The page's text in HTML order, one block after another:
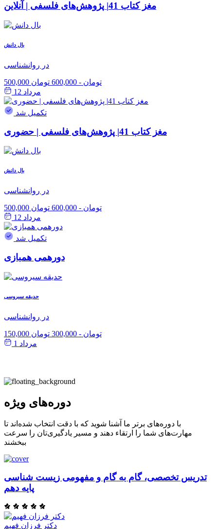
مغز کتاب 41| پژوهش‌های فلسفی | آنلاین
بال دانش
در روانشناسی
500,000 تومان - 600,000 تومان
مرداد 12
تکمیل شد
مغز کتاب 41| پژوهش‌های فلسفی | حضوری
بال دانش
در روانشناسی
500,000 تومان - 600,000 تومان
مرداد 12
تکمیل شد
دورهمی همبازی
حدیقه سیروسی
در روانشناسی
150,000 تومان - 300,000 تومان
مرداد 1
دوره‌های ویژه
با دوره‌های برتر ما آشنا شوید که با دقت انتخاب شده‌اند تا
مهارت‌های شما را ارتقاء دهند و مسیر یادگیری‌تان را سرعت
ببخشند
تدریس تخصصی، گام به گام و مفهومی زیست شناسی
پایه دهم
دکتر فرزان فهیم